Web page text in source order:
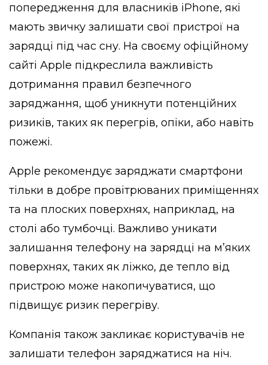
попередження для власників iPhone, які
мають звичку залишати свої пристрої на
зарядці під час сну. На своєму офіційному
сайті Apple підкреслила важливість
дотримання правил безпечного
заряджання, щоб уникнути потенційних
ризиків, таких як перегрів, опіки, або навіть
пожежі.
Apple рекомендує заряджати смартфони
тільки в добре провітрюваних приміщеннях
та на плоских поверхнях, наприклад, на
столі або тумбочці. Важливо уникати
залишання телефону на зарядці на м’яких
поверхнях, таких як ліжко, де тепло від
пристрою може накопичуватися, що
підвищує ризик перегріву.
Компанія також закликає користувачів не
залишати телефон заряджатися на ніч.